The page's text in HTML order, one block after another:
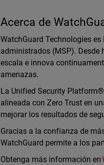
Acerca de
WatchGuard Technologies
administrados (MSP). Desde
escala e innova
amenazas.
La Unified Security
alineada con Zero Trust en
mejorar los resultados de
Gracias a la confianza de
WatchGuard permite a los
Obtenga más información en